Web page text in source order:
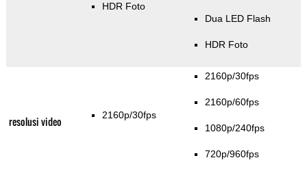
HDR Foto
Dua LED Flash
HDR Foto
resolusi video 2160p/30fps
2160p/30fps
2160p/60fps
1080p/240fps
720p/960fps